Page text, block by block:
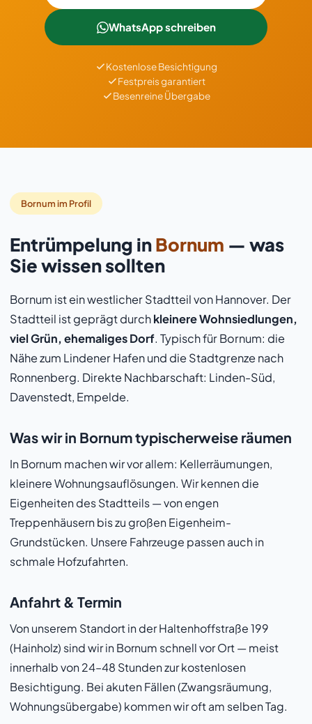
WhatsApp schreiben
Kostenlose Besichtigung
Festpreis garantiert
Besenreine Übergabe
Bornum im Profil
Entrümpelung inBornum — was
Sie wissen sollten
Bornum ist ein westlicher Stadtteil von Hannover. Der
Stadtteil ist geprägt durchkleinere Wohnsiedlungen,
viel Grün, ehemaliges Dorf. Typisch für Bornum: die
Nähe zum Lindener Hafen und die Stadtgrenze nach
Ronnenberg. Direkte Nachbarschaft: Linden-Süd,
Davenstedt, Empelde.
Was wir in Bornum typischerweise räumen
In Bornum machen wir vor allem: Kellerräumungen,
kleinere Wohnungsauflösungen. Wir kennen die
Eigenheiten des Stadtteils — von engen
Treppenhäusern bis zu großen Eigenheim-
Grundstücken. Unsere Fahrzeuge passen auch in
schmale Hofzufahrten.
Anfahrt & Termin
Von unserem Standort in der Haltenhoffstraße 199
(Hainholz) sind wir in Bornum schnell vor Ort — meist
innerhalb von 24–48 Stunden zur kostenlosen
Besichtigung. Bei akuten Fällen (Zwangsräumung,
Wohnungsübergabe) kommen wir oft am selben Tag.